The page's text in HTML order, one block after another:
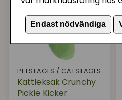
Endast nödvändiga
PETSTAGES / CATSTAGES
Kattleksak Crunchy
Pickle Kicker